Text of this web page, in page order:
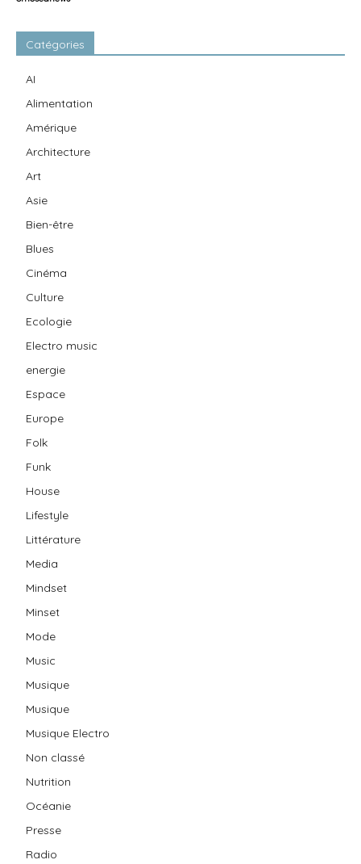
Catégories
AI
Alimentation
Amérique
Architecture
Art
Asie
Bien-être
Blues
Cinéma
Culture
Ecologie
Electro music
energie
Espace
Europe
Folk
Funk
House
Lifestyle
Littérature
Media
Mindset
Minset
Mode
Music
Musique
Musique
Musique Electro
Non classé
Nutrition
Océanie
Presse
Radio